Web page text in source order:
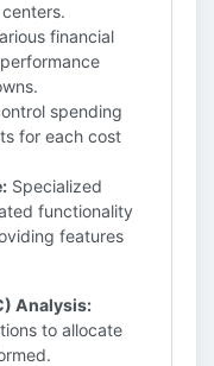
financial
spending
for each cost
Specialized
functionality
features
Analysis:
to allocate